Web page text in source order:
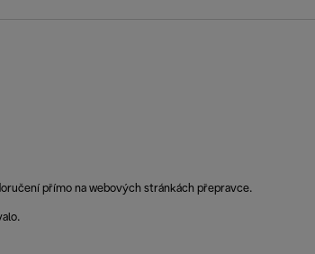
přímo na webových stránkách přepravce.